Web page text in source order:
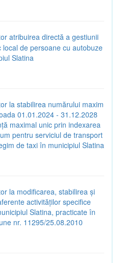
atribuirea directă a gestiunii
de persoane cu autobuze
Slatina
la stabilirea numărului maxim
01.01.2024 - 31.12.2028
maximal unic prin indexarea
pentru serviciul de transport
de taxi în municipiul Slatina
la modificarea, stabilirea și
activităților specifice
Slatina, practicate în
nr. 11295/25.08.2010